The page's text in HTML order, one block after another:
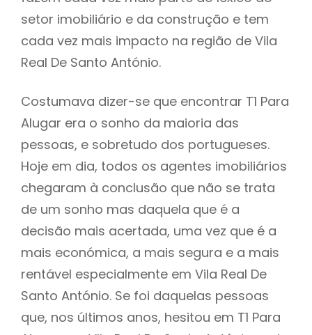
setor imobiliário e da construção e tem
cada vez mais impacto na região de Vila
Real De Santo António.
Costumava dizer-se que encontrar T1 Para
Alugar era o sonho da maioria das
pessoas, e sobretudo dos portugueses.
Hoje em dia, todos os agentes imobiliários
chegaram à conclusão que não se trata
de um sonho mas daquela que é a
decisão mais acertada, uma vez que é a
mais económica, a mais segura e a mais
rentável especialmente em Vila Real De
Santo António. Se foi daquelas pessoas
que, nos últimos anos, hesitou em T1 Para